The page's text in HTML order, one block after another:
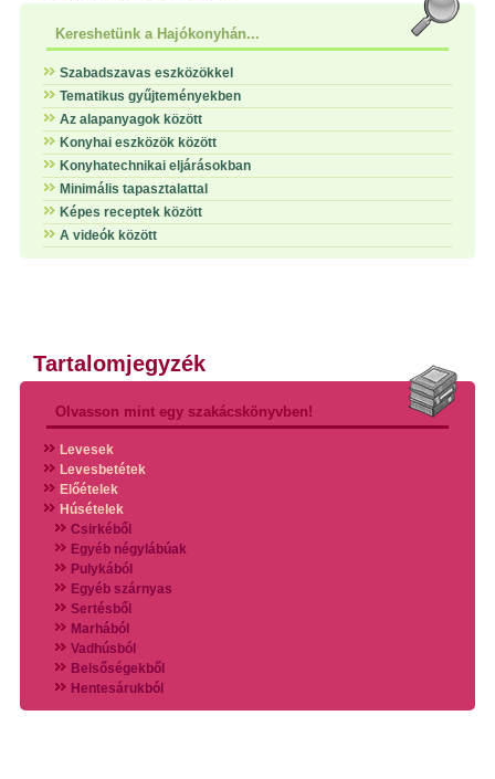
Kereshetünk a Hajókonyhán...
Szabadszavas eszközökkel
Tematikus gyűjteményekben
Az alapanyagok között
Konyhai eszközök között
Konyhatechnikai eljárásokban
Minimális tapasztalattal
Képes receptek között
A videók között
Tartalomjegyzék
Olvasson mint egy szakácskönyvben!
Levesek
Levesbetétek
Előételek
Húsételek
Csirkéből
Egyéb négylábúak
Pulykából
Egyéb szárnyas
Sertésből
Marhából
Vadhúsból
Belsőségekből
Hentesárukból
Vadszárnyasokból